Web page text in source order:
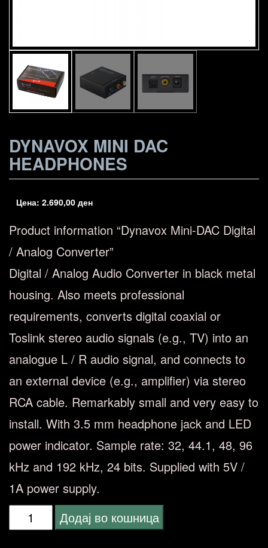
DYNAVOX MINI DAC
HEADPHONES
Цена: 2.690,00 ден
Product information “Dynavox Mini-DAC Digital
/ Analog Converter”
Digital / Analog Audio Converter in black metal
housing. Also meets professional
requirements, converts digital coaxial or
Toslink stereo audio signals (e.g., TV) into an
analogue L / R audio signal, and connects to
an external device (e.g., amplifier) via stereo
RCA cable. Remarkably small and very easy to
install. With 3.5 mm headphone jack and LED
power indicator. Sample rate: 32, 44.1, 48, 96
kHz and 192 kHz, 24 bits. Supplied with 5V /
1A power supply.
Dynavox
Mini
Додај во кошница